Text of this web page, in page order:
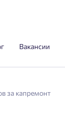
Вакансии
за капремонт